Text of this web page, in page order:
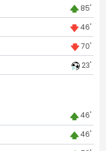
85'
46'
70'
23'
46'
46'